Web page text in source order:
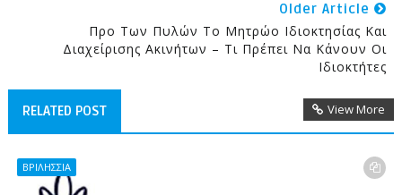
Older Article
Προ Των Πυλών Το Μητρώο Ιδιοκτησίας Και
Διαχείρισης Ακινήτων – Τι Πρέπει Να Κάνουν Οι
Ιδιοκτήτες
RELATED POST View More
ΒΡΙΛΗΣΣΙΑ